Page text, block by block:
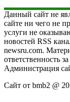
Данный сайт не
сайте ни чего не
услуги не
новостей RSS
newsru.com.
ответственность
Администрация
Сайт от bmb2 @